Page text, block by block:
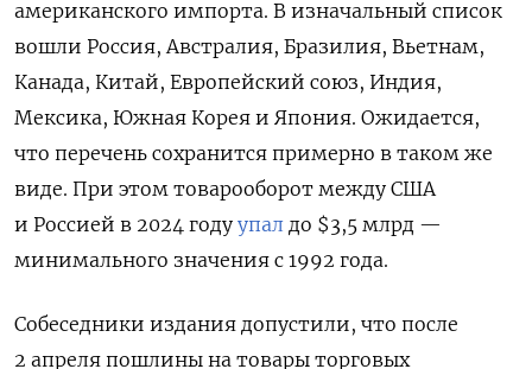
американского импорта. В изначальный список
вошли Россия, Австралия, Бразилия, Вьетнам,
Канада, Китай, Европейский союз, Индия,
Мексика, Южная Корея и Япония. Ожидается,
что перечень сохранится примерно в таком же
виде. При этом товарооборот между США
и Россией в 2024 году упал до $3,5 млрд —
минимального значения с 1992 года.
Собеседники издания допустили, что после
2 апреля пошлины на товары торговых